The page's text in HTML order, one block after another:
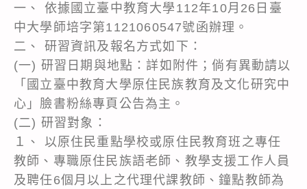
一、 依據國立臺中教育大學112年10月26日臺
中大學師培字第1121060547號函辦理。
二、 研習資訊及報名方式如下：
(一) 研習日期與地點：詳如附件；倘有異動請以
「國立臺中教育大學原住民族教育及文化研究中
心」臉書粉絲專頁公告為主。
(二) 研習對象：
１、 以原住民重點學校或原住民教育班之專任
教師、專職原住民族語老師、教學支援工作人員
及聘任6個月以上之代理代課教師、鐘點教師為